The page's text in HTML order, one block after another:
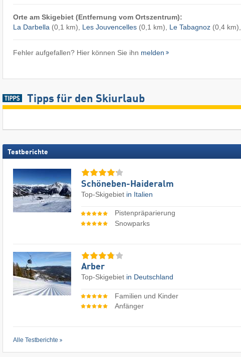
Orte am Skigebiet (Entfernung vom Ortszentrum):
La Darbella(0,1 km), Les Jouvencelles(0,1 km), Le Tabagnoz(0,4 km),
Fehler aufgefallen? Hier können Sie ihn melden
Tipps für den Skiurlaub
Testberichte
Schöneben-Haideralm
Top-Skigebiet in Italien
Pistenpräparierung
Snowparks
Arber
Top-Skigebiet in Deutschland
Familien und Kinder
Anfänger
Alle Testberichte